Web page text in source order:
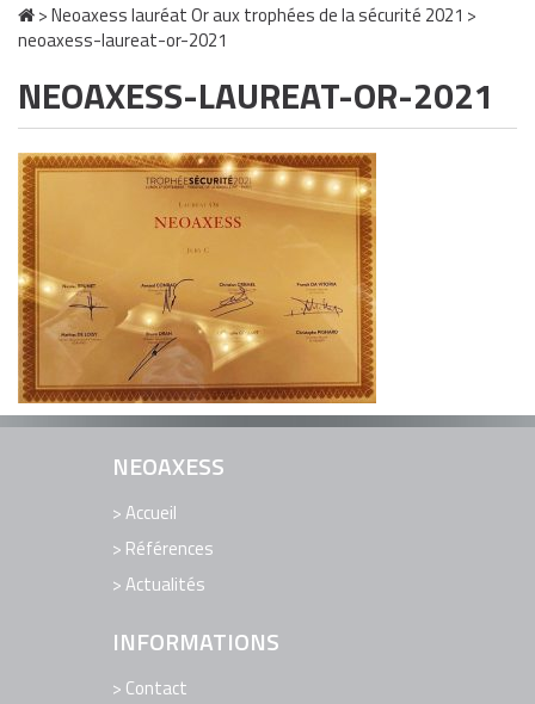
INDUSTRIE ET TERTIAIRE
CONTRÔLE D’ACCÈS
VIDÉOSURVEILLANCE
DÉTECTION INTRUSION
EDITION DE LOGICIELS
LOGICIELS
RÉFÉRENCES
ACTUALITÉS
CONTACT
SUPPORT TECHNIQUE ET ASSISTANCE
>Neoaxess lauréat Or aux trophées de la sécurité 2021 >
neoaxess-laureat-or-2021
NEOAXESS-LAUREAT-OR-2021
NEOAXESS
Accueil
Références
Actualités
INFORMATIONS
Contact